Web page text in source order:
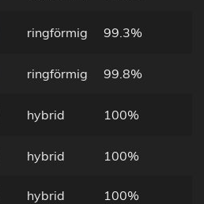
ringförmig 99.3%
ringförmig 99.8%
hybrid 100%
hybrid 100%
hybrid 100%